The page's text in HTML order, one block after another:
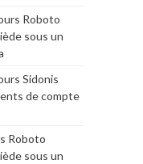
Roboto
sous un
Sidonis
de compte
Roboto
sous un